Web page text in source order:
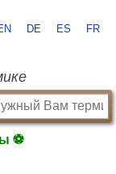
DE ES FR
⚽